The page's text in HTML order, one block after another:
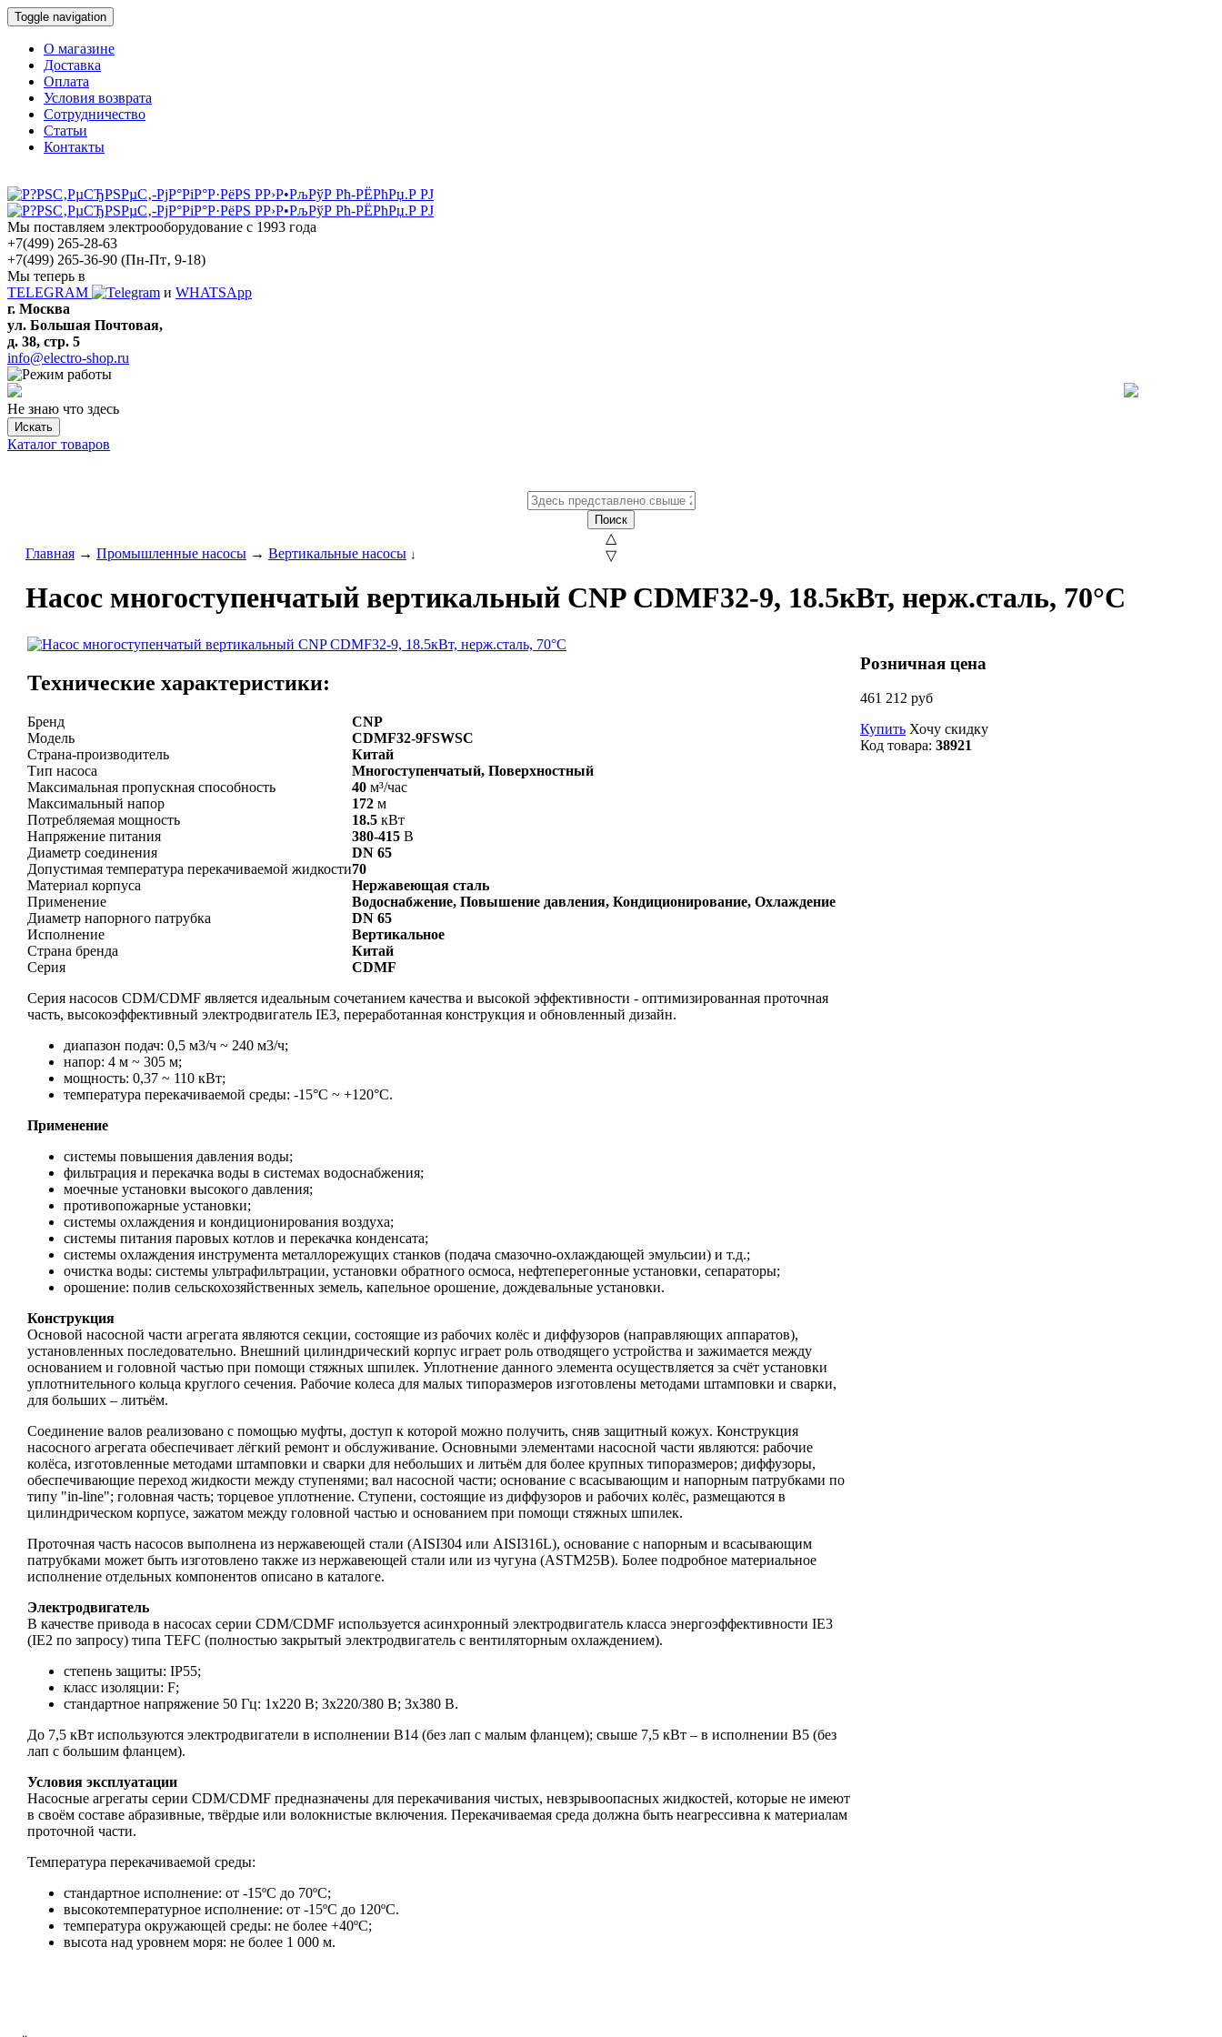
Toggle navigation
О магазине
Доставка
Оплата
Условия возврата
Сотрудничество
Статьи
Контакты
Мы поставляем электрооборудование с 1993 года
+7(499) 265-28-63
+7(499) 265-36-90 (Пн-Пт‚ 9-18)
Мы теперь в
TELEGRAM
и WHATSApp
г. Москва
ул. Большая Почтовая,
д. 38, стр. 5
info@electro-shop.ru
Не знаю что здесь
Искать
Каталог товаров
Поиск
△
▽
Главная → Промышленные насосы → Вертикальные насосы ↓
Насос многоступенчатый вертикальный CNP CDMF32-9, 18.5кВт, нерж.сталь, 70°C
Технические характеристики:
Бренд
CNP
Модель
CDMF32-9FSWSC
Страна-производитель
Китай
Тип насоса
Многоступенчатый, Поверхностный
Максимальная пропускная способность
40 м³/час
Максимальный напор
172 м
Потребляемая мощность
18.5 кВт
Напряжение питания
380-415 В
Диаметр соединения
DN 65
Допустимая температура перекачиваемой жидкости70
Материал корпуса
Нержавеющая сталь
Применение
Водоснабжение, Повышение давления, Кондиционирование, Охлаждение
Диаметр напорного патрубка
DN 65
Исполнение
Вертикальное
Страна бренда
Китай
Серия
CDMF
Серия насосов CDM/CDMF является идеальным сочетанием качества и высокой эффективности - оптимизированная проточная
часть, высокоэффективный электродвигатель IE3, переработанная конструкция и обновленный дизайн.
диапазон подач: 0,5 м3/ч ~ 240 м3/ч;
напор: 4 м ~ 305 м;
мощность: 0,37 ~ 110 кВт;
температура перекачиваемой среды: -15°С ~ +120°С.
Применение
системы повышения давления воды;
фильтрация и перекачка воды в системах водоснабжения;
моечные установки высокого давления;
противопожарные установки;
системы охлаждения и кондиционирования воздуха;
системы питания паровых котлов и перекачка конденсата;
системы охлаждения инструмента металлорежущих станков (подача смазочно-охлаждающей эмульсии) и т.д.;
очистка воды: системы ультрафильтрации, установки обратного осмоса, нефтеперегонные установки, сепараторы;
орошение: полив сельскохозяйственных земель, капельное орошение, дождевальные установки.
Конструкция
Основой насосной части агрегата являются секции, состоящие из рабочих колёс и диффузоров (направляющих аппаратов),
установленных последовательно. Внешний цилиндрический корпус играет роль отводящего устройства и зажимается между
основанием и головной частью при помощи стяжных шпилек. Уплотнение данного элемента осуществляется за счёт установки
уплотнительного кольца круглого сечения. Рабочие колеса для малых типоразмеров изготовлены методами штамповки и сварки,
для больших – литьём.
Соединение валов реализовано с помощью муфты, доступ к которой можно получить, сняв защитный кожух. Конструкция
насосного агрегата обеспечивает лёгкий ремонт и обслуживание. Основными элементами насосной части являются: рабочие
колёса, изготовленные методами штамповки и сварки для небольших и литьём для более крупных типоразмеров; диффузоры,
обеспечивающие переход жидкости между ступенями; вал насосной части; основание с всасывающим и напорным патрубками по
типу "in-line"; головная часть; торцевое уплотнение. Ступени, состоящие из диффузоров и рабочих колёс, размещаются в
цилиндрическом корпусе, зажатом между головной частью и основанием при помощи стяжных шпилек.
Проточная часть насосов выполнена из нержавеющей стали (AISI304 или AISI316L), основание с напорным и всасывающим
патрубками может быть изготовлено также из нержавеющей стали или из чугуна (ASTM25B). Более подробное материальное
исполнение отдельных компонентов описано в каталоге.
Электродвигатель
В качестве привода в насосах серии CDM/CDMF используется асинхронный электродвигатель класса энергоэффективности IE3
(IE2 по запросу) типа TEFC (полностью закрытый электродвигатель с вентиляторным охлаждением).
степень защиты: IP55;
класс изоляции: F;
стандартное напряжение 50 Гц: 1х220 В; 3x220/380 В; 3x380 В.
До 7,5 кВт используются электродвигатели в исполнении B14 (без лап с малым фланцем); свыше 7,5 кВт – в исполнении B5 (без
лап с большим фланцем).
Условия эксплуатации
Насосные агрегаты серии CDM/CDMF предназначены для перекачивания чистых, невзрывоопасных жидкостей, которые не имеют
в своём составе абразивные, твёрдые или волокнистые включения. Перекачиваемая среда должна быть неагрессивна к материалам
проточной части.
Температура перекачиваемой среды:
стандартное исполнение: от -15ºС до 70ºС;
высокотемпературное исполнение: от -15ºС до 120ºС.
температура окружающей среды: не более +40ºС;
высота над уровнем моря: не более 1 000 м.
Розничная цена
461 212 руб
Купить Хочу скидку
Код товара: 38921